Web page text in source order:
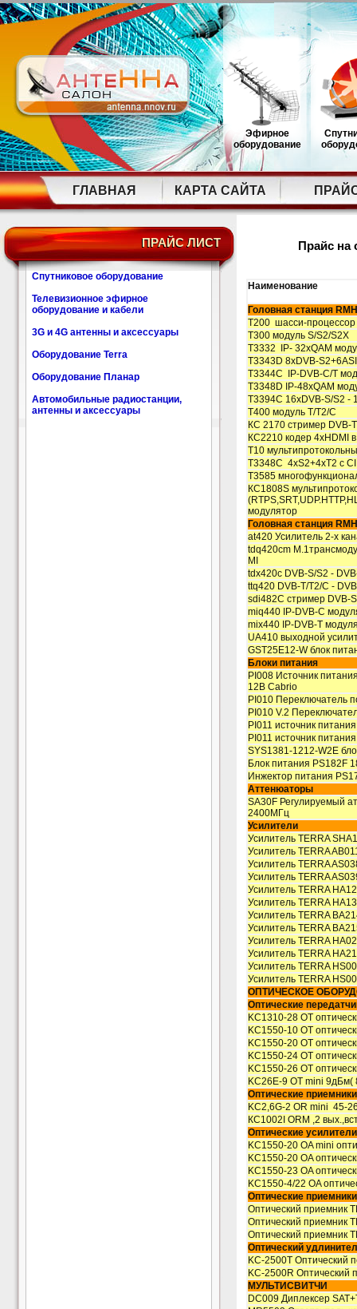
Эфирное
оборудование
ГЛАВНАЯ КАРТА САЙТА
ПРАЙС ЛИСТ
Спутниковое оборудование
Телевизионное эфирное
оборудование и кабели
3G и 4G антенны и аксессуары
Оборудование Terra
Оборудование Планар
Автомобильные радиостанции,
антенны и аксессуары
Прайс на
Наименование
Головная станция
T200 шасси-процессор
T300 модуль S/S2/S2X
T3332 IP- 32xQAM
T3343D 8xDVB-
T3344С IP-DVB-C/T
T3348D IP-48xQAM
T3394C 16xDVB-S/S2 -
T400 модуль T/T2/C
КС 2170 стример DVB-
КС2210 кодер 4xHDMI
T10
T3348C 4xS2+4xT2 с
T3585
КС1808S
модулятор
Головная станция
at420 Усилитель 2-х
tdq420cm
MI
tdx420c DVB-S/S2 -
ttq420 DVB-T/T2/C -
sdi482C стример DVB-
miq440 IP-DVB-C
mix440 IP-DVB-T
UA410 выходной
GST25E12-W блок
Блоки питания
PI008 Источник
12В Cabrio
PI010 Переключатель
PI010 V.2
PI011 источник
PI011 источник
SYS1381-1212-W2E
Блок питания PS182F
Инжектор питания
Аттенюаторы
SA30F Регулируемый
2400МГц
Усилители
Усилитель TERRA
Усилитель TERRA
Усилитель TERRA
Усилитель TERRA
Усилитель TERRA
Усилитель TERRA
Усилитель TERRA
Усилитель TERRA
Усилитель TERRA
Усилитель TERRA
Усилитель TERRA
Усилитель TERRA
ОПТИЧЕСКОЕ
Оптические
KC1310-28 OT
KC1550-10 OT
KC1550-20 OT
KC1550-24 OT
KC1550-26 OT
KC26E-9 OT mini
Оптические
KC2,6G-2 OR mini 45-
КС1002I ORM ,2
Оптические
KC1550-20 OA mini
KC1550-20 OA
KC1550-23 OA
KC1550-4/22 OA
Оптические
Оптический приемник
Оптический приемник
Оптический приемник
Оптический
KC-2500T Оптический
KC-2500R Оптический
МУЛЬТИСВИТЧИ
DC009 Диплексер